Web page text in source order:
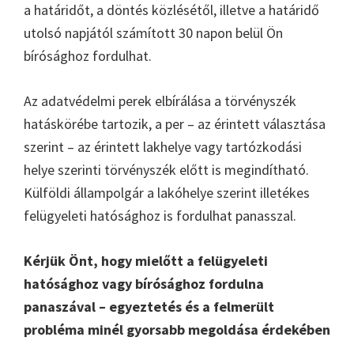
a határidőt, a döntés közlésétől, illetve a határidő
utolsó napjától számított 30 napon belül Ön
bírósághoz fordulhat.
Az adatvédelmi perek elbírálása a törvényszék
hatáskörébe tartozik, a per – az érintett választása
szerint – az érintett lakhelye vagy tartózkodási
helye szerinti törvényszék előtt is megindítható.
Külföldi állampolgár a lakóhelye szerint illetékes
felügyeleti hatósághoz is fordulhat panasszal.
Kérjük Önt, hogy mielőtt a felügyeleti
hatósághoz vagy bírósághoz fordulna
panaszával – egyeztetés és a felmerült
probléma minél gyorsabb megoldása érdekében